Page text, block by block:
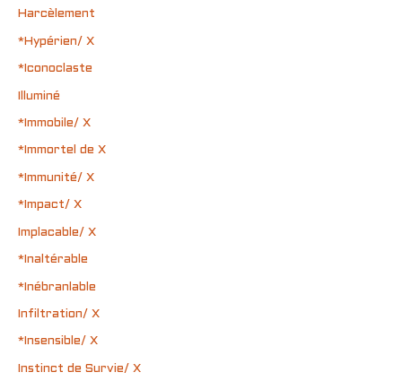
Harcèlement
*Hypérien/ X
*Iconoclaste
Illuminé
*Immobile/ X
*Immortel de X
*Immunité/ X
*Impact/ X
Implacable/ X
*Inaltérable
*Inébranlable
Infiltration/ X
*Insensible/ X
Instinct de Survie/ X